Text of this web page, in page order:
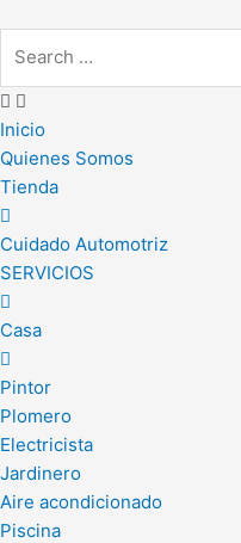
contenido
Inicio
Quienes Somos
Tienda
Cuidado Automotriz
SERVICIOS
Casa
Pintor
Plomero
Electricista
Jardinero
Aire acondicionado
Piscina